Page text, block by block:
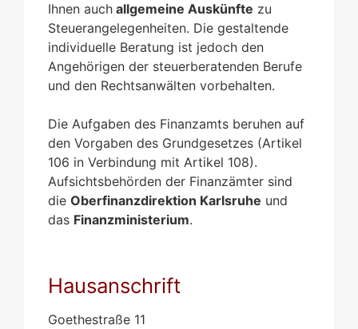
Ihnen auch allgemeine Auskünfte zu
Steuerangelegenheiten. Die gestaltende
individuelle Beratung ist jedoch den
Angehörigen der steuerberatenden Berufe
und den Rechtsanwälten vorbehalten.
Die Aufgaben des Finanzamts beruhen auf
den Vorgaben des Grundgesetzes (Artikel
106 in Verbindung mit Artikel 108).
Aufsichtsbehörden der Finanzämter sind
die Oberfinanzdirektion Karlsruhe und
das Finanzministerium.
Hausanschrift
Goethestraße 11